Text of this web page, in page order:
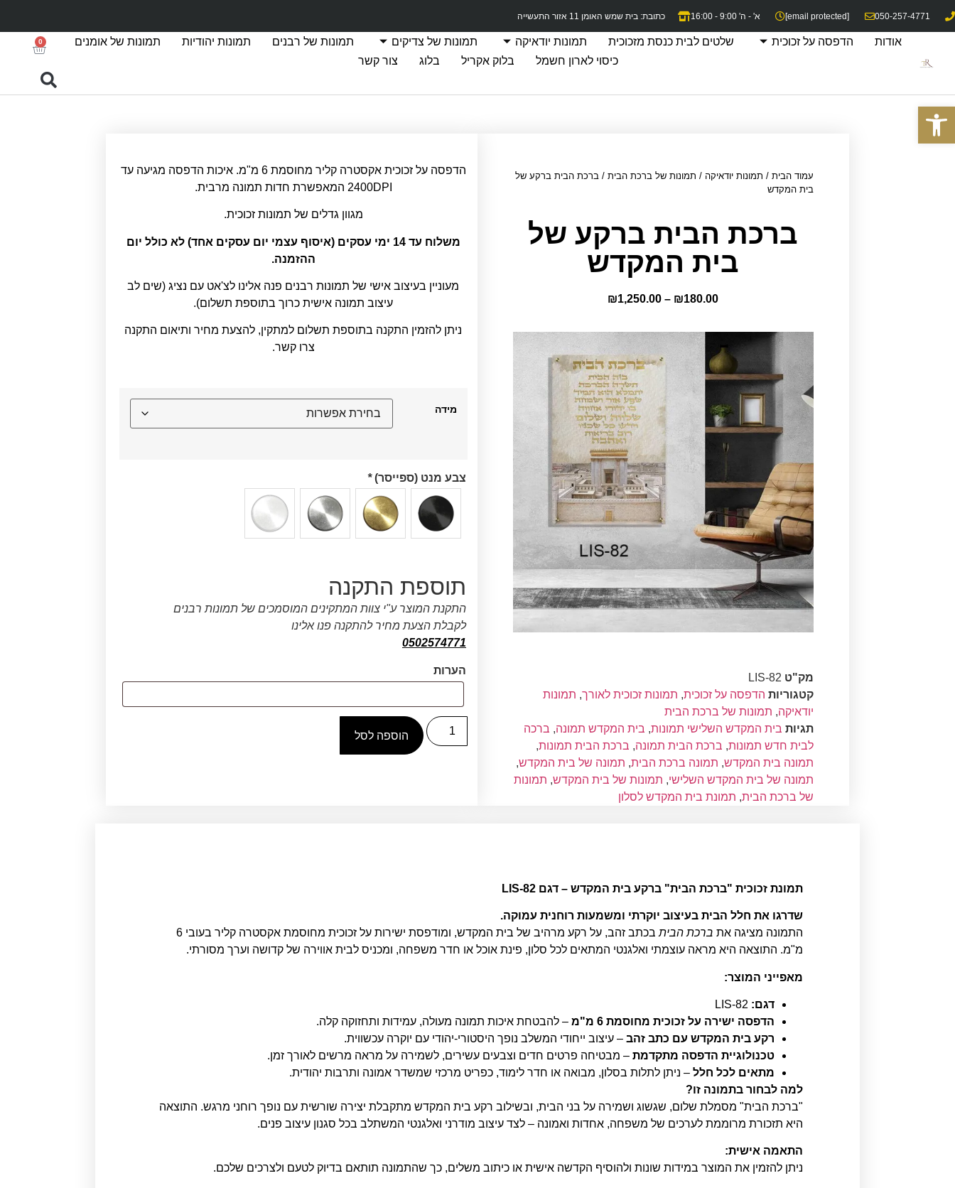
050-257-4771
[email protected] א' - ה' 9:00 - 16:00 כתובת: בית שמש האומן 11 אזור התעשייה
אודות הדפסה על זכוכית שלטים לבית כנסת מזכוכית תמונות יודאיקה תמונות של צדיקים תמונות של רבנים תמונות יהודיות
תמונות של אומנים
כיסוי לארון חשמל
בלוק אקריל בלוג צור קשר
0
עמוד הבית / תמונות יודאיקה / תמונות של ברכת הבית / ברכת הבית ברקע של
בית המקדש
ברכת הבית ברקע של
בית המקדש
₪180.00
–
₪1,250.00
מק"ט LIS-82
קטגוריות הדפסה על זכוכית, תמונות זכוכית לאורך, תמונות
יודאיקה, תמונות של ברכת הבית
תגיות בית המקדש השלישי תמונות, בית המקדש תמונה, ברכה
לבית חדש תמונות, ברכת הבית תמונה, ברכת הבית תמונות,
תמונה בית המקדש, תמונה ברכת הבית, תמונה של בית המקדש,
תמונה של בית המקדש השלישי, תמונות של בית המקדש, תמונות
של ברכת הבית, תמונת בית המקדש לסלון
הדפסה על זכוכית אקסטרה קליר מחוסמת 6 מ"מ. איכות הדפסה מגיעה עד
2400DPI המאפשרת חדות תמונה מרבית.
מגוון גדלים של תמונות זכוכית.
משלוח עד 14 ימי עסקים (איסוף עצמי יום עסקים אחד) לא כולל יום
ההזמנה.
מעוניין בעיצוב אישי של תמונות רבנים פנה אלינו לצ'אט עם נציג (שים לב
עיצוב תמונה אישית כרוך בתוספת תשלום).
ניתן להזמין התקנה בתוספת תשלום למתקין, להצעת מחיר ותיאום התקנה
צרו קשר.
מידה
צבע מנט (ספייסר)*
תוספת התקנה
התקנת המוצר ע"י צוות המתקינים המוסמכים של תמונות רבנים
לקבלת הצעת מחיר להתקנה פנו אלינו
0502574771
הערות
הוספה לסל
תמונת זכוכית "ברכת הבית" ברקע בית המקדש – דגם LIS-82
שדרגו את חלל הבית בעיצוב יוקרתי ומשמעות רוחנית עמוקה.
התמונה מציגה את ברכת הבית
בכתב זהב, על רקע מרהיב של בית המקדש, ומודפסת ישירות על זכוכית מחוסמת אקסטרה קליר בעובי 6
מ"מ. התוצאה היא מראה עוצמתי ואלגנטי המתאים לכל סלון, פינת אוכל או חדר משפחה, ומכניס לבית אווירה של קדושה וערך מסורתי.
מאפייני המוצר:
דגם:
הדפסה ישירה על זכוכית מחוסמת 6 מ"מ
– להבטחת איכות תמונה מעולה, עמידות ותחזוקה קלה.
רקע בית המקדש עם כתב זהב – עיצוב ייחודי המשלב נופך היסטורי-יהודי עם יוקרה עכשווית.
טכנולוגיית הדפסה מתקדמת – מבטיחה פרטים חדים וצבעים עשירים, לשמירה על מראה מרשים לאורך זמן.
מתאים לכל חלל – ניתן לתלות בסלון, מבואה או חדר לימוד, כפריט מרכזי שמשדר אמונה ותרבות יהודית.
למה לבחור בתמונה זו?
"ברכת הבית" מסמלת שלום, שגשוג ושמירה על בני הבית, ובשילוב רקע בית המקדש מתקבלת יצירה שורשית עם נופך רוחני מרגש. התוצאה
היא תזכורת מרוממת לערכים של משפחה, אחדות ואמונה – לצד עיצוב מודרני ואלגנטי המשתלב בכל סגנון עיצוב פנים.
התאמה אישית:
ניתן להזמין את המוצר במידות שונות ולהוסיף הקדשה אישית או כיתוב משלים, כך שהתמונה תותאם בדיוק לטעם ולצרכים שלכם.
פתח סרגל נגישות